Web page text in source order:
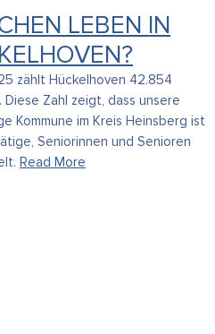
LEBEN IN
zählt Hückelhoven 42.854
Diese Zahl zeigt, dass unsere
Kommune im Kreis Heinsberg ist
Seniorinnen und Senioren
Read More